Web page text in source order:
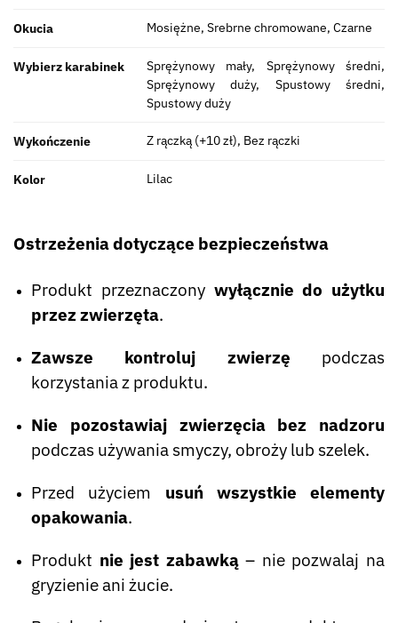
Okucia Mosiężne, Srebrne chromowane, Czarne
Wybierz karabinek
Sprężynowy mały, Sprężynowy średni,
Sprężynowy duży, Spustowy średni,
Spustowy duży
Wykończenie Z rączką (+10 zł), Bez rączki
Kolor Lilac
Ostrzeżenia dotyczące bezpieczeństwa
Produkt przeznaczony wyłącznie do użytku
przez zwierzęta.
Zawsze kontroluj zwierzę podczas
korzystania z produktu.
Nie pozostawiaj zwierzęcia bez nadzoru
podczas używania smyczy, obroży lub szelek.
Przed użyciem usuń wszystkie elementy
opakowania.
Produkt nie jest zabawką– nie pozwalaj na
gryzienie ani żucie.